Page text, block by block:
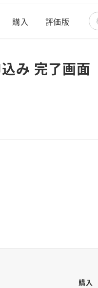
購入 評価版
検
み 完了画面
購入